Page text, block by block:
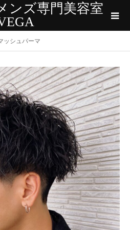
ンズ専門美容室
ッシュパーマ